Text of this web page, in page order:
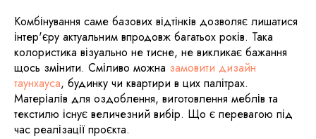
Комбінування саме базових відтінків дозволяє лишатися
інтер'єру актуальним впродовж багатьох років. Така
колористика візуально не тисне, не викликає бажання
щось змінити. Сміливо можна замовити дизайн
таунхауса, будинку чи квартири в цих палітрах.
Матеріалів для оздоблення, виготовлення меблів та
текстилю існує величезний вибір. Що є перевагою під
час реалізації проєкта.